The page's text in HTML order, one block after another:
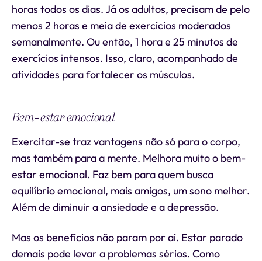
horas todos os dias. Já os adultos, precisam de pelo
menos 2 horas e meia de exercícios moderados
semanalmente. Ou então, 1 hora e 25 minutos de
exercícios intensos. Isso, claro, acompanhado de
atividades para fortalecer os músculos.
Bem-estar emocional
Exercitar-se traz vantagens não só para o corpo,
mas também para a mente. Melhora muito o bem-
estar emocional. Faz bem para quem busca
equilíbrio emocional, mais amigos, um sono melhor.
Além de diminuir a ansiedade e a depressão.
Mas os benefícios não param por aí. Estar parado
demais pode levar a problemas sérios. Como